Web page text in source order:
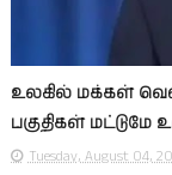
உலகில் மக்கள்
பகுதிகள்
Tuesday, August 04,